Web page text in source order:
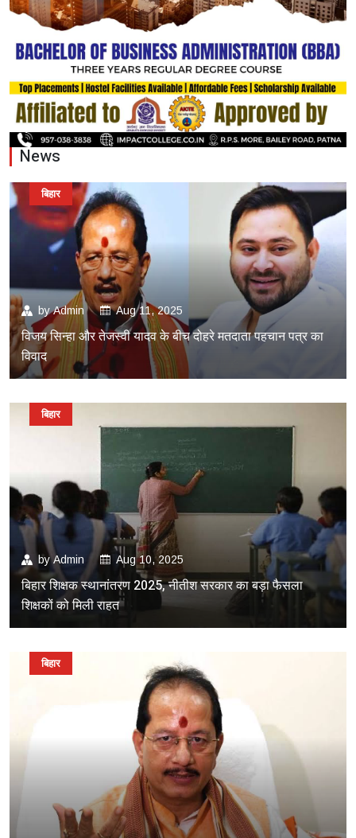
News
byAdmin Aug 11, 2025
विजय सिन्हा और तेजस्वी यादव के बीच दोहरे मतदाता पहचान पत्र का
विवाद
बिहार
byAdmin Aug 10, 2025
बिहार शिक्षक स्थानांतरण 2025, नीतीश सरकार का बड़ा फैसला
शिक्षकों को मिली राहत
बिहार
बिहार